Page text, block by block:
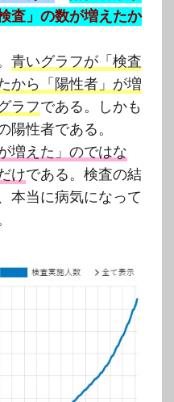
査」の数が増えたか
青いグラフが「検査
から「陽性者」が増
ラフである。しかも
陽性者である。
増えた」のではな
けである。検査の結
本当に病気になって